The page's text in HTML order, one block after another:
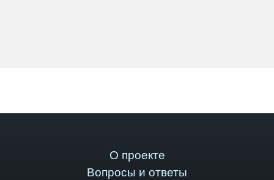
О проекте
Вопросы и ответы